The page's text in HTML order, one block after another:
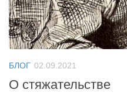
БЛОГ 02.09.2021
О стяжательстве